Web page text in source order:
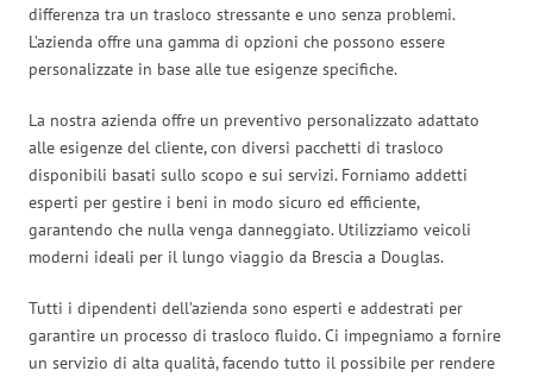
differenza tra un trasloco stressante e uno senza problemi.
L’azienda offre una gamma di opzioni che possono essere
personalizzate in base alle tue esigenze specifiche.
La nostra azienda offre un preventivo personalizzato adattato
alle esigenze del cliente, con diversi pacchetti di trasloco
disponibili basati sullo scopo e sui servizi. Forniamo addetti
esperti per gestire i beni in modo sicuro ed efficiente,
garantendo che nulla venga danneggiato. Utilizziamo veicoli
moderni ideali per il lungo viaggio da Brescia a Douglas.
Tutti i dipendenti dell’azienda sono esperti e addestrati per
garantire un processo di trasloco fluido. Ci impegniamo a fornire
un servizio di alta qualità, facendo tutto il possibile per rendere